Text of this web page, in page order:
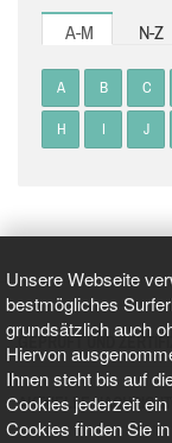
Unsere Webseite
bestmögliches
grundsätzlich auch
Hiervon
Ihnen steht bis auf
Cookies jederzeit
Cookies finden Sie
A-M N-Z
A B C
H I J
GEPRÜFT UND
AKTUELLE